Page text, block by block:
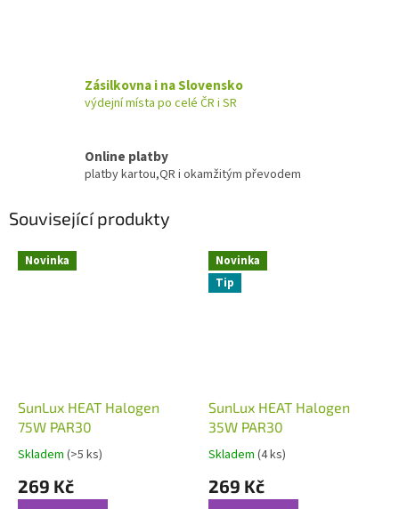
Zásilkovna i na Slovensko
výdejní místa po celé ČR i SR
Online platby
platby kartou,QR i okamžitým převodem
Související produkty
Novinka
SunLux HEAT Halogen
75W PAR30
Skladem (>5 ks)
269 Kč
Novinka
Tip
SunLux HEAT Halogen
35W PAR30
Skladem (4 ks)
269 Kč